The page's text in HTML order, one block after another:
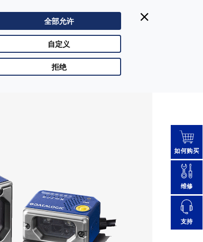
全部允许
自定义
拒绝
得利捷:400-1188-898| Singapore
如何购买
维修
支持